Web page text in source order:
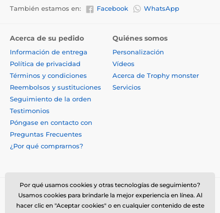
También estamos en: Facebook WhatsApp
Acerca de su pedido
Información de entrega
Política de privacidad
Términos y condiciones
Reembolsos y sustituciones
Seguimiento de la orden
Testimonios
Póngase en contacto con
Preguntas Frecuentes
¿Por qué comprarnos?
Quiénes somos
Personalización
Vídeos
Acerca de Trophy monster
Servicios
Por qué usamos cookies y otras tecnologías de seguimiento?
Usamos cookies para brindarle la mejor experiencia en línea. Al
hacer clic en "Aceptar cookies" o en cualquier contenido de este